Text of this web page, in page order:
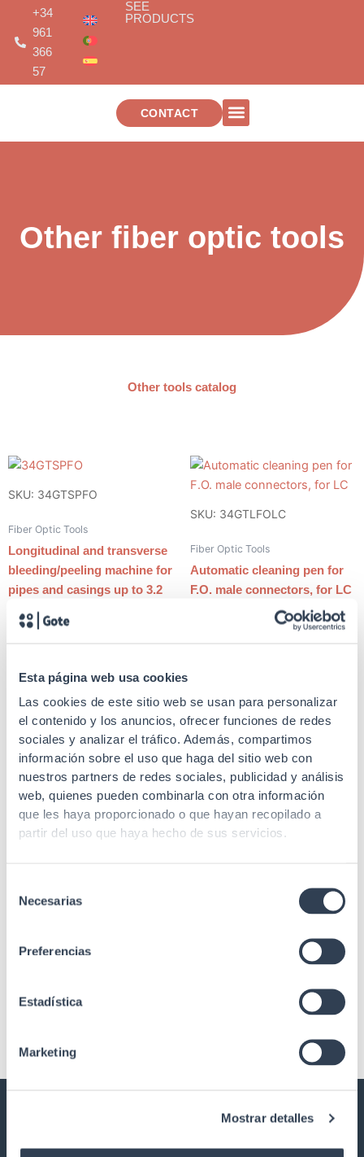
Esta página web usa cookies
Las cookies de este sitio web se usan para personalizar
el contenido y los anuncios, ofrecer funciones de redes
sociales y analizar el tráfico. Además, compartimos
información sobre el uso que haga del sitio web con
nuestros partners de redes sociales, publicidad y análisis
web, quienes pueden combinarla con otra información
que les haya proporcionado o que hayan recopilado a
partir del uso que haya hecho de sus servicios.
Necesarias
Preferencias
Estadística
Marketing
Mostrar detalles
content
+34
961
366
57
SEE
PRODUCTS
CONTACT
Other fiber optic tools
Other tools catalog
SKU: 34GTSPFO
Fiber Optic Tools
Longitudinal and transverse
bleeding/peeling machine for
pipes and casings up to 3.2
mm
SKU: 34GTLFOLC
Fiber Optic Tools
Automatic cleaning pen for
F.O. male connectors, for LC
SKU: 34GTSFO
O.F. cable bleeding tool. F.O. aramid scissors
Fiber Optic Tools
Automatic cleaning pencil
for F.O. male connectors, for
SOLUTIONS